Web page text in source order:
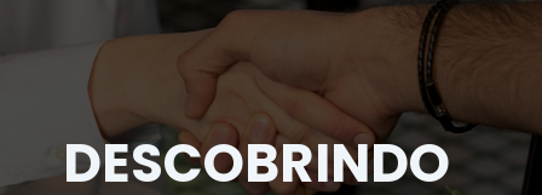
DESCOBRINDO